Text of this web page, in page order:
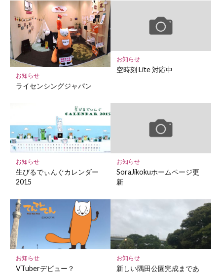
マ
ー
ク
に
保
存
お知らせ
ライセンシングジャパン
お知らせ
空時刻 Lite 対応中
お知らせ
生びるでぃんぐカレンダー
2015
お知らせ
SoraJikokuホームページ更
新
お知らせ
VTuberデビュー？
お知らせ
新しい隅田公園完成まであ